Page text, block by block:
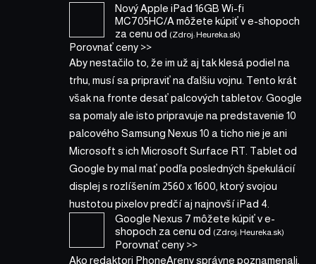
Nový Apple iPad 16GB Wi-fi
MC705HC/Amôžete kúpiť ve-shopoch
za cenu od (Zdroj: Heureka.sk)
Porovnať ceny >>
Aby nestačilo to, že im už aj tak klesá podiel na
trhu, musí sa pripraviť na ďalšiu vojnu. Tento krát
však na fronte desať palcových tabletov. Google
sa pomaly ale isto pripravuje na predstavenie 10
palcového Samsung Nexus 10 a ticho nie je ani
Microsoft s ich Microsoft Surface RT. Tablet od
Google by mal mať podľa posledných špekulácií
displej s rozlíšením 2560 x 1600, ktorý svojou
hustotou pixelov predčí aj najnovší iPad 4.
Google Nexus 7 môžete kúpiť ve-
shopoch za cenu od (Zdroj: Heureka.sk)
Porovnať ceny >>
Ako redaktori PhoneAreny správne poznamenali,